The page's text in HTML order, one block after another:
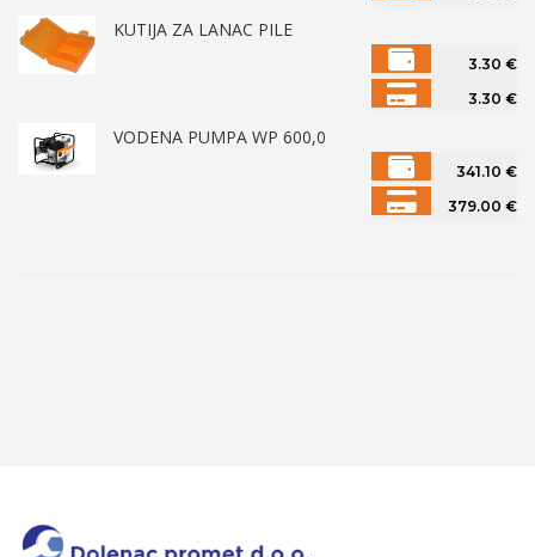
KUTIJA ZA LANAC PILE
3.30 €
3.30 €
VODENA PUMPA WP 600,0
341.10 €
379.00 €